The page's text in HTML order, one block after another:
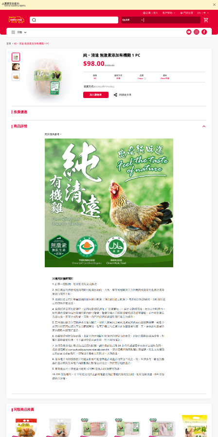
重要安全提示:
慎防冒充惠康的詐騙網站
註冊 | 登入 客戶幫助 門店位置 EN | 中
送貨
分類
首頁 >純。清遠 無激素添加有機雞 1 PC
純。清遠 無激素添加有機雞 1 PC
$98.00$108.00
規格
1PC
儲存方式
冷凍
品質
2 days
產地
China 中國
送貨方式 送貨 門市自取
加入購物車 同朋友分享
推廣優惠
商品詳情
照片僅供參考。
同類商品推薦